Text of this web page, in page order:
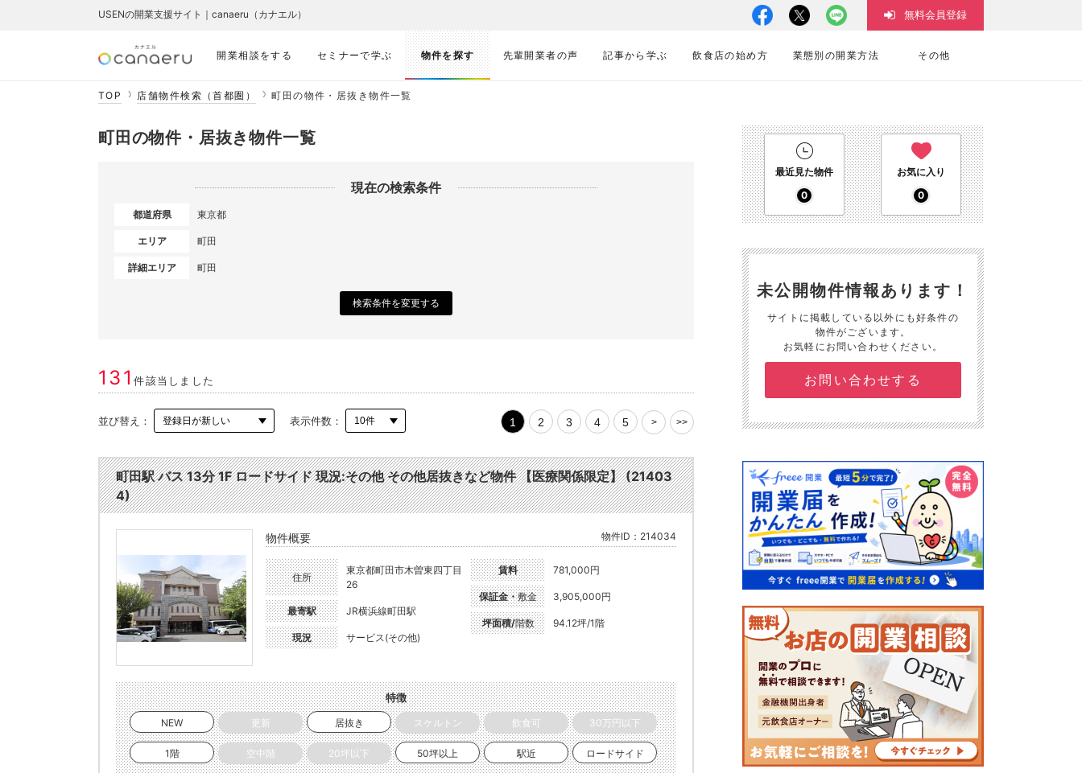
開業相談をする セミナーで学ぶ 物件を探す 先輩開業者の声 記事から学ぶ 飲食店の始め方 業態別の開業方法 その他
USENの開業支援サイト｜canaeru（カナエル） 無料会員登録
TOP 店舗物件検索（首都圏） 町田の物件・居抜き物件一覧
町田の物件・居抜き物件一覧
現在の検索条件
都道府県 東京都
エリア 町田
詳細エリア 町田
検索条件を変更する
131件該当しました
並び替え： 表示件数： 1 2 3 4 5 > >>
町田駅 バス 13分 1F ロードサイド 現況:その他 その他居抜きなど物件 【医療関係限定】 (21403
4)
物件概要 物件ID：214034
住所
東京都町田市木曽東四丁目
26
最寄駅 JR横浜線町田駅
現況 サービス(その他)
賃料 781,000円
保証金・敷金 3,905,000円
坪面積/階数 94.12坪/1階
特徴
NEW 更新 居抜き スケルトン 飲食可 30万円以下
1階 空中階 20坪以下 50坪以上 駅近 ロードサイド
最近見た物件
0
お気に入り
0
未公開物件情報あります！
サイトに掲載している以外にも好条件の
物件がございます。
お気軽にお問い合わせください。
お問い合わせする